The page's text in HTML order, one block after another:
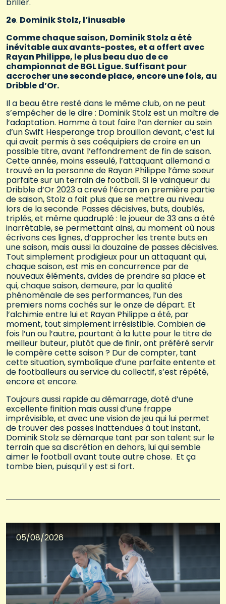
briller.
2e. Dominik Stolz, l’inusable
Comme chaque saison, Dominik Stolz a été
inévitable aux avants-postes, et a offert avec
Rayan Philippe, le plus beau duo de ce
championnat de BGL Ligue. Suffisant pour
accrocher une seconde place, encore une fois, au
Dribble d’Or.
Il a beau être resté dans le même club, on ne peut
s’empêcher de le dire : Dominik Stolz est un maître de
l’adaptation. Homme à tout faire l’an dernier au sein
d’un Swift Hesperange trop brouillon devant, c’est lui
qui avait permis à ses coéquipiers de croire en un
possible titre, avant l’effondrement de fin de saison.
Cette année, moins esseulé, l’attaquant allemand a
trouvé en la personne de Rayan Philippe l’âme soeur
parfaite sur un terrain de football. Si le vainqueur du
Dribble d’Or 2023 a crevé l’écran en première partie
de saison, Stolz a fait plus que se mettre au niveau
lors de la seconde. Passes décisives, buts, doublés,
triplés, et même quadruplé : le joueur de 33 ans a été
inarrêtable, se permettant ainsi, au moment où nous
écrivons ces lignes, d’approcher les trente buts en
une saison, mais aussi la douzaine de passes décisives.
Tout simplement prodigieux pour un attaquant qui,
chaque saison, est mis en concurrence par de
nouveaux éléments, avides de prendre sa place et
qui, chaque saison, demeure, par la qualité
phénoménale de ses performances, l’un des
premiers noms cochés sur le onze de départ. Et
l’alchimie entre lui et Rayan Philippe a été, par
moment, tout simplement irrésistible. Combien de
fois l’un ou l’autre, pourtant à la lutte pour le titre de
meilleur buteur, plutôt que de finir, ont préféré servir
le compère cette saison ? Dur de compter, tant
cette situation, symbolique d’une parfaite entente et
de footballeurs au service du collectif, s’est répété,
encore et encore.
Toujours aussi rapide au démarrage, doté d’une
excellente finition mais aussi d’une frappe
imprévisible, et avec une vision de jeu qui lui permet
de trouver des passes inattendues à tout instant,
Dominik Stolz se démarque tant par son talent sur le
terrain que sa discrétion en dehors, lui qui semble
aimer le football avant toute autre chose. Et ça
tombe bien, puisqu’il y est si fort.
05/08/2026